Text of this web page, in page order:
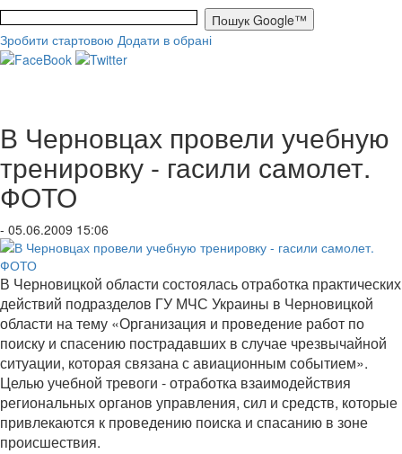
Зробити стартовою Додати в обрані
В Черновцах провели учебную
тренировку - гасили самолет.
ФОТО
- 05.06.2009 15:06
В Черновицкой области состоялась отработка практических
действий подразделов ГУ МЧС Украины в Черновицкой
области на тему «Организация и проведение работ по
поиску и спасению пострадавших в случае чрезвычайной
ситуации, которая связана с авиационным событием».
Целью учебной тревоги - отработка взаимодействия
региональных органов управления, сил и средств, которые
привлекаются к проведению поиска и спасанию в зоне
происшествия.